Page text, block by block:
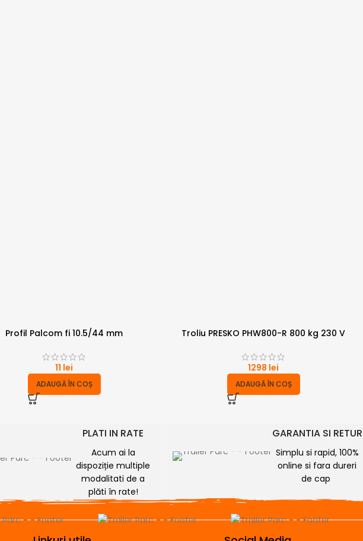
Profil Palcom fi 10.5/44 mm
11 lei
ADAUGĂ ÎN COȘ
Troliu PRESKO PHW800-R 800 kg 230 V
1298 lei
ADAUGĂ ÎN COȘ
PLATI IN RATE
Acum ai la
dispoziție multiple
modalitati de a
plăti în rate!
GARANTIA SI RETUR
Simplu si rapid, 100%
online si fara dureri
de cap